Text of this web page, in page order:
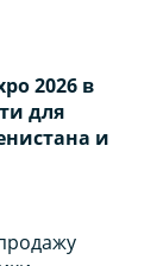
2026 в
для
и